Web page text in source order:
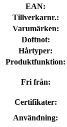
EAN:
Tillverkarnr.:
Varumärken:
Doftnot:
Hårtyper:
Produktfunktion:
Fri från:
Certifikater:
Användning: